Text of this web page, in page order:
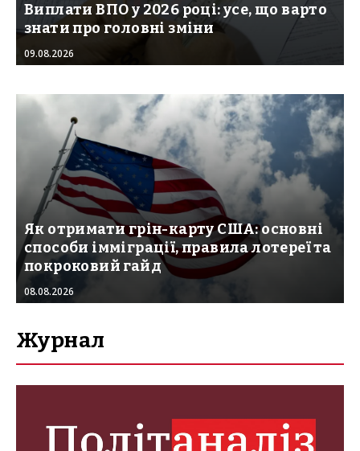
Виплати ВПО у 2026 році: усе, що варто
знати про головні зміни
09.08.2026
Як отримати грін-карту США: основні
способи імміграції, правила лотереї та
покроковий гайд
08.08.2026
Журнал